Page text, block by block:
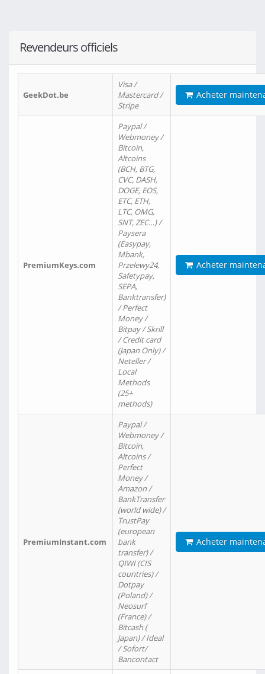
Revendeurs officiels
GeekDot.be
Visa /
Mastercard /
Stripe
Acheter
PremiumKeys.com
Paypal /
Webmoney /
Bitcoin,
Altcoins
(BCH, BTG,
CVC, DASH,
DOGE, EOS,
ETC, ETH,
LTC, OMG,
SNT, ZEC…) /
Paysera
(Easypay,
Mbank,
Przelewy24,
Safetypay,
SEPA,
Banktransfer)
/ Perfect
Money /
Bitpay / Skrill
/ Credit card
(Japan Only) /
Neteller /
Local
Methods
(25+
methods)
Acheter
PremiumInstant.com
Paypal /
Webmoney /
Bitcoin,
Altcoins /
Perfect
Money /
Amazon /
BankTransfer
(world wide) /
TrustPay
(european
bank
transfer) /
QIWI (CIS
countries) /
Dotpay
(Poland) /
Neosurf
(France) /
Bitcash (
Japan) / Ideal
/ Sofort/
Bancontact
Acheter